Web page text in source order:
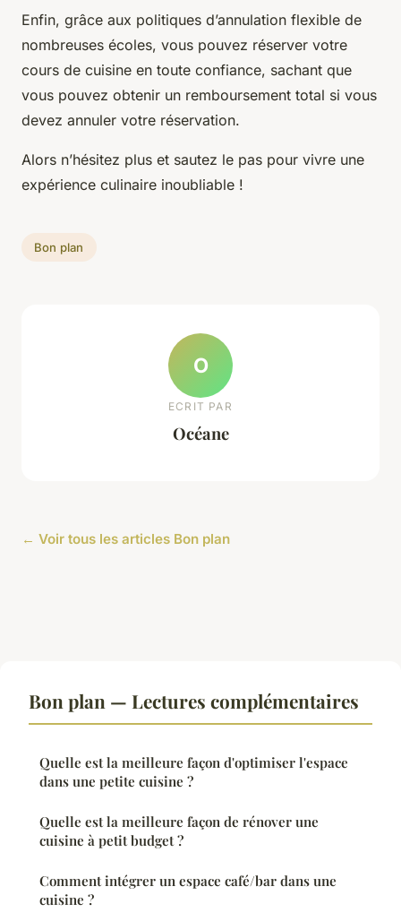
Enfin, grâce aux politiques d’annulation flexible de
nombreuses écoles, vous pouvez réserver votre
cours de cuisine en toute confiance, sachant que
vous pouvez obtenir un remboursement total si vous
devez annuler votre réservation.
Alors n’hésitez plus et sautez le pas pour vivre une
expérience culinaire inoubliable !
Bon plan
O
ECRIT PAR
Océane
← Voir tous les articles Bon plan
Bon plan — Lectures complémentaires
Quelle est la meilleure façon d'optimiser l'espace
dans une petite cuisine ?
Quelle est la meilleure façon de rénover une
cuisine à petit budget ?
Comment intégrer un espace café/bar dans une
cuisine ?